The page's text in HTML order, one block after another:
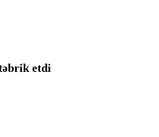
etdi